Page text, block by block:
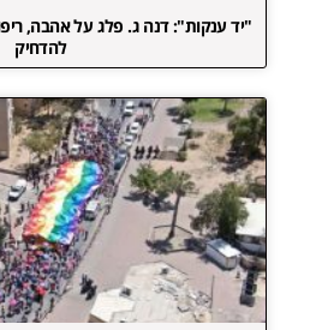
"יד ענקות": דנה ג. פלג על אהבה,
להדחיק